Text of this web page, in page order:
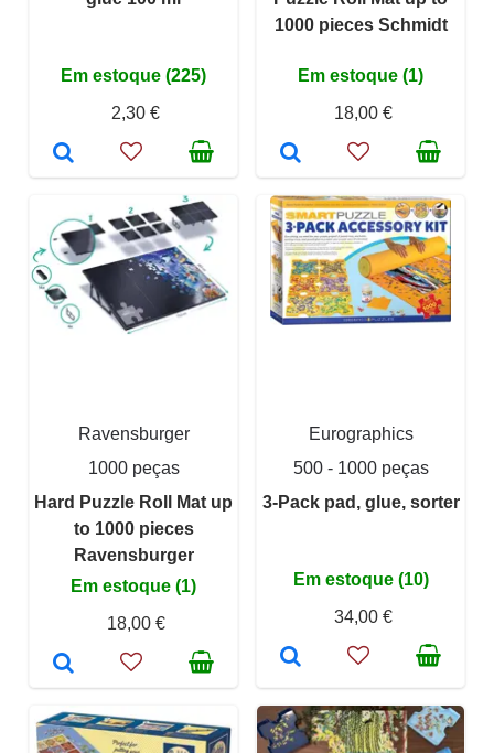
Em estoque (225)
2,30 €
1000 pieces Schmidt
Em estoque (1)
18,00 €
Ravensburger
1000 peças
Hard Puzzle Roll Mat up
to 1000 pieces
Ravensburger
Em estoque (1)
18,00 €
Eurographics
500 - 1000 peças
3-Pack pad, glue, sorter
Em estoque (10)
34,00 €